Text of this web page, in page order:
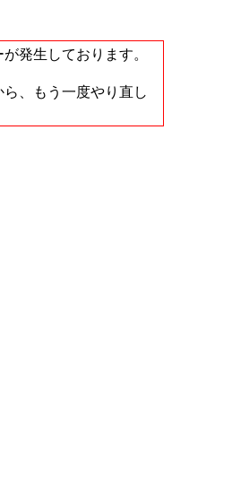
発生しております。
ら、もう一度やり直し